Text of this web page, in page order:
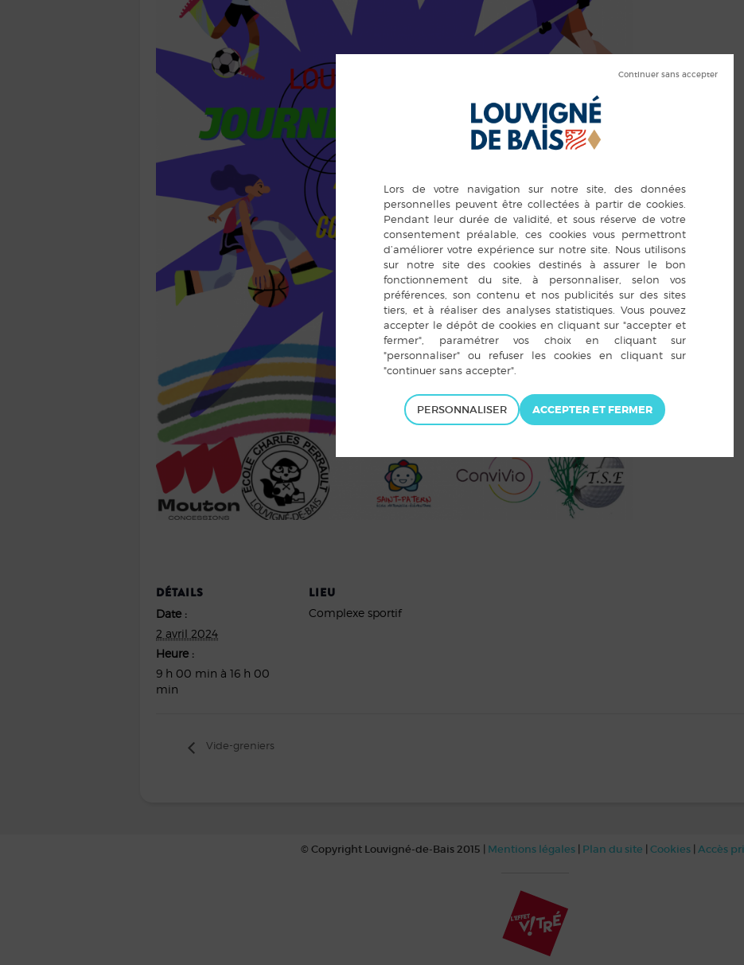
DÉTAILS
Date :
2 avril 2024
Heure :
9 h 00 min à 16 h 00
min
LIEU
Complexe sportif
Vide-greniers
© Copyright Louvigné-de-Bais 2015 | Mentions légales| Plan du site | Cookies| Accès
PERSONNALISER